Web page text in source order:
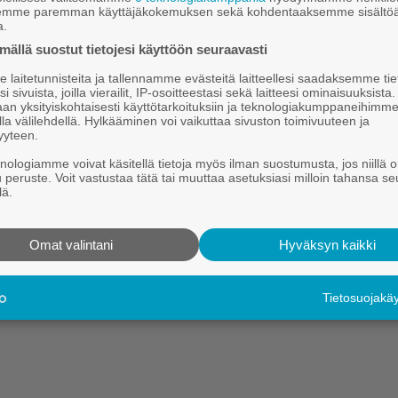
0.40
voi teh­dä
on lo­ka­kuun ajan esil­lä Tam­pe­reen yli­o­pis­tol­li­ses­sa
työs­ken­te­le­vänSari Pie­ti­läntai­det­ta.
Hei.
Tilaa digitaalinen lehti tutustumistarjouksena kahdeksi
Kirjaudu Tilaa digilehti
paremman käyttäjäkokemuksen sekä kohdentaaksemme
suostut tietojesi käyttöön seuraavasti
laitetunnisteita ja tallennamme evästeitä laitteellesi saadaksemme
sivuista, joilla vierailit, IP-osoitteestasi sekä laitteesi
yksityiskohtaisesti käyttötarkoituksiin ja teknologiakumppaneihimme
välilehdellä. Hylkääminen voi vaikuttaa sivuston toimivuuteen ja
voivat käsitellä tietoja myös ilman suostumusta, jos niillä
peruste. Voit vastustaa tätä tai muuttaa asetuksiasi milloin tahansa
Hyväksyn kaikki
Omat valintani